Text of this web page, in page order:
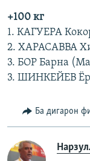
+100 кг
1. КАГУЕРА
2. ХАРАСАВВА
3. БОР Барна
3. ШИНКЕЙЕВ
Ба дигарон